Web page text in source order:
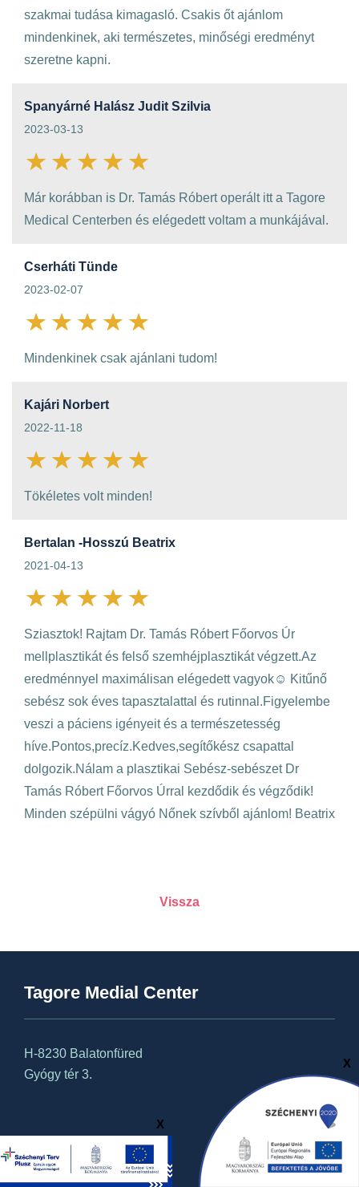
szakmai tudása kimagasló. Csakis őt ajánlom
mindenkinek, aki természetes, minőségi eredményt
szeretne kapni.
Spanyárné Halász Judit Szilvia
2023-03-13
Már korábban is Dr. Tamás Róbert operált itt a Tagore
Medical Centerben és elégedett voltam a munkájával.
Cserháti Tünde
2023-02-07
Mindenkinek csak ajánlani tudom!
Kajári Norbert
2022-11-18
Tökéletes volt minden!
Bertalan -Hosszú Beatrix
2021-04-13
Sziasztok! Rajtam Dr. Tamás Róbert Főorvos Úr
mellplasztikát és felső szemhéjplasztikát végzett.Az
eredménnyel maximálisan elégedett vagyok☺️ Kitűnő
sebész sok éves tapasztalattal és rutinnal.Figyelembe
veszi a páciens igényeit és a természetesség
híve.Pontos,precíz.Kedves,segítőkész csapattal
dolgozik.Nálam a plasztikai Sebész-sebészet Dr
Tamás Róbert Főorvos Úrral kezdődik és végződik!
Minden szépülni vágyó Nőnek szívből ajánlom! Beatrix
Vissza
Tagore Medial Center
H-8230 Balatonfüred
Gyógy tér 3.
ÁSZF
X
X